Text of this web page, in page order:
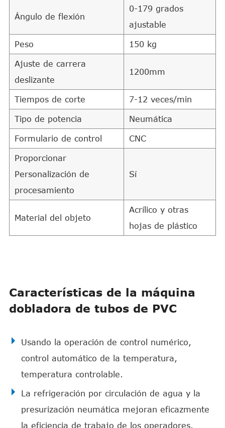
Ángulo de flexión
0-179 grados
ajustable
Peso 150 kg
Ajuste de carrera
deslizante
1200mm
Tiempos de corte 7-12 veces/min
Tipo de potencia Neumática
Formulario de control CNC
Proporcionar
Personalización de
procesamiento
Sí
Material del objeto
Acrílico y otras
hojas de plástico
Características de la máquina
dobladora de tubos de PVC
Usando la operación de control numérico,
control automático de la temperatura,
temperatura controlable.
La refrigeración por circulación de agua y la
presurización neumática mejoran eficazmente
la eficiencia de trabajo de los operadores.